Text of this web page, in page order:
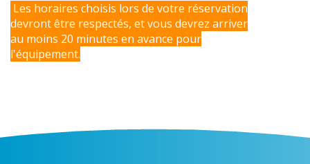
Les horaires choisis lors de votre réservation
devront être respectés, et vous devrez arriver
au moins 20 minutes en avance pour
l'équipement.